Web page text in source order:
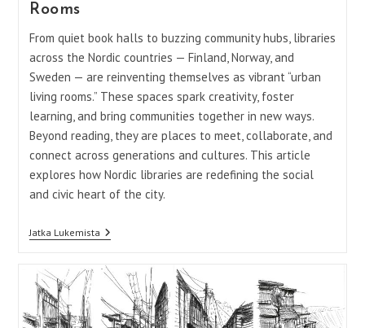
Rooms
From quiet book halls to buzzing community hubs, libraries
across the Nordic countries — Finland, Norway, and
Sweden — are reinventing themselves as vibrant “urban
living rooms.” These spaces spark creativity, foster
learning, and bring communities together in new ways.
Beyond reading, they are places to meet, collaborate, and
connect across generations and cultures. This article
explores how Nordic libraries are redefining the social
and civic heart of the city.
Jatka LukemistaBeyond
Libraries
Are
Becoming
The
New